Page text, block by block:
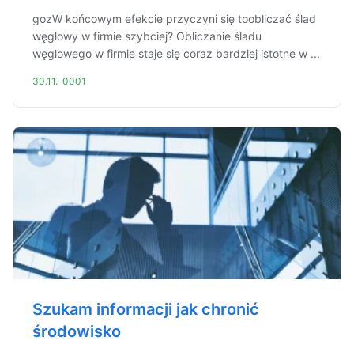
gozW końcowym efekcie przyczyni się toobliczać ślad
węglowy w firmie szybciej? Obliczanie śladu
węglowego w firmie staje się coraz bardziej istotne w ...
30.11.-0001
Szukam informacji jak chronić
środowisko